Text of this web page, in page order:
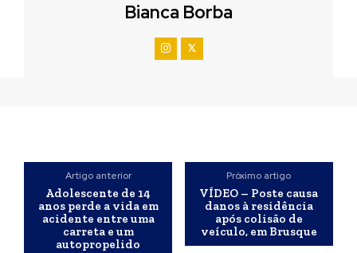
Bianca Borba
Artigo anterior
Adolescente de 14
anos perde a vida em
acidente entre uma
carreta e um
autopropelido
Próximo artigo
VÍDEO – Poste causa
danos à residência
após colisão de
veículo, em Brusque